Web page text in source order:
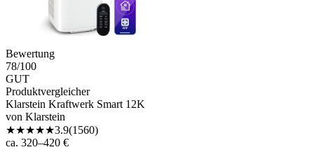
Bewertung
78/100
GUT
Produktvergleicher
Klarstein Kraftwerk Smart 12K
von Klarstein
★★★★★3.9(1560)
ca. 320–420 €